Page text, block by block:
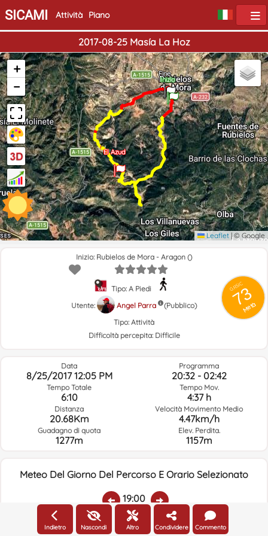
SICAMI Attività Piano
2017-08-25 Masía La Hoz
Inizio
Fine
El Azud
+
−
Leaflet |© Google
GRSIC
73
Metà
Inizio: Rubielos de Mora - Aragon ()
Tipo: A Piedi
Utente:
Angel Parra
(Pubblico)
Tipo: Attività
Difficoltà percepita: Difficile
Data
8/25/2017 12:05 PM
Tempo Totale
6:10
Distanza
20.68Km
Guadagno di quota
1277m
Programma
20:32 - 02:42
Tempo Mov.
4:37 h
Velocità Movimento Medio
4.47km/h
Elev. Perdita.
1157m
Meteo Del Giorno Del Percorso E Orario Selezionato
19:00
Temp.: Piovere:Umidità Media:Velocità Vento:Indirizzo Vento:
Indietro Nascondi Altro Condividere Commento